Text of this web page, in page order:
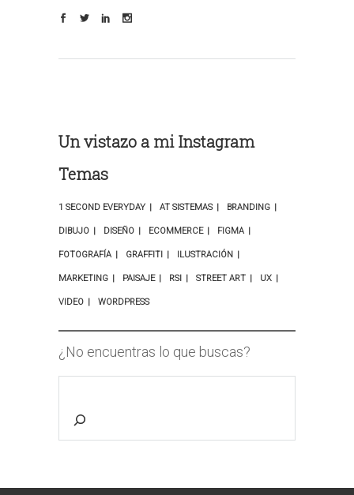
Un vistazo a mi Instagram
Temas
1 SECOND EVERYDAY AT SISTEMAS BRANDING
DIBUJO DISEÑO ECOMMERCE FIGMA
FOTOGRAFÍA GRAFFITI ILUSTRACIÓN
MARKETING PAISAJE RSI STREET ART UX
VIDEO WORDPRESS
¿No encuentras lo que buscas?